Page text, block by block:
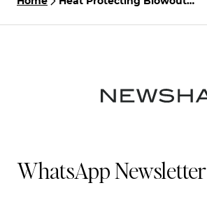
WhatsApp Newsletter